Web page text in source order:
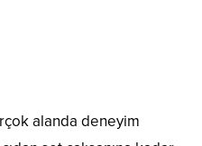
alanda deneyim